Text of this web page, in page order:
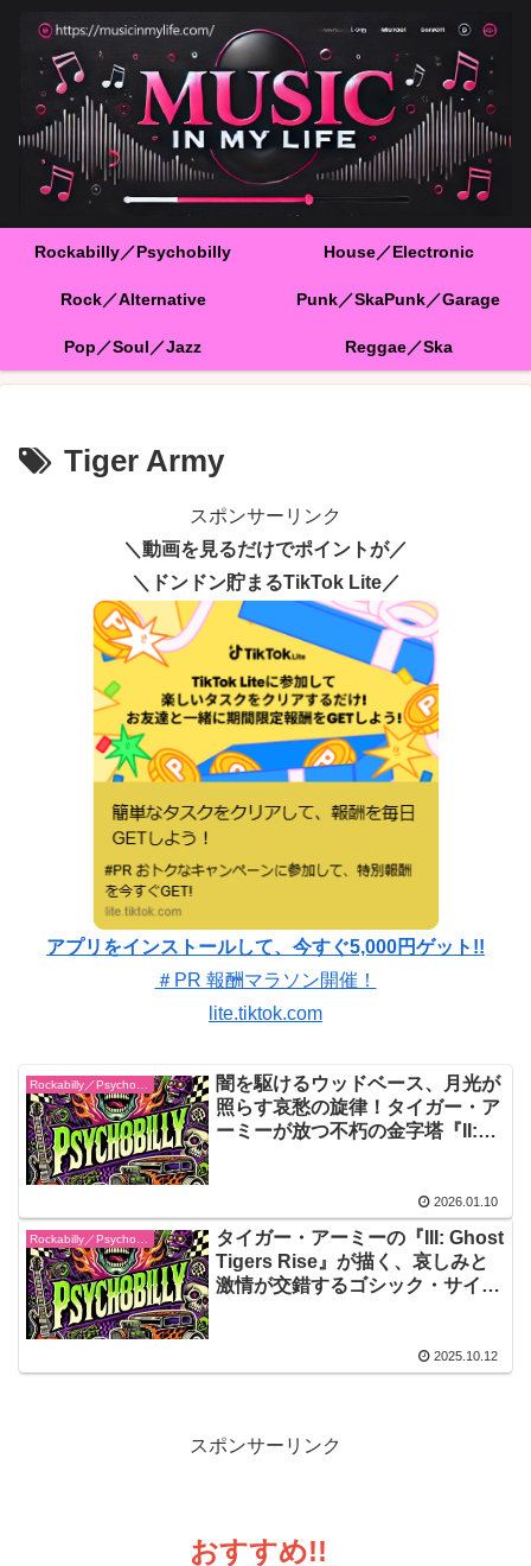
Rockabilly／Psychobilly House／Electronic
Rock／Alternative Punk／SkaPunk／Garage
Pop／Soul／Jazz Reggae／Ska
Tiger Army
スポンサーリンク
＼動画を見るだけでポイントが／
＼ドンドン貯まるTikTok Lite／
アプリをインストールして、今すぐ5,000円ゲット!!
＃PR 報酬マラソン開催！
lite.tiktok.com
Rockabilly／Psychobilly
闇を駆けるウッドベース、月光が
照らす哀愁の旋律！タイガー・ア
ーミーが放つ不朽の金字塔『II:
出会って生まれた奇跡の結晶2026.01.10
タイガー・アーミーの『III: Ghost
Tigers Rise』が描く、哀しみと
激情が交錯するゴシック・サイコ
すボーカルが、愛と死のはざまを
永遠に疾走する
2025.10.12
スポンサーリンク
おすすめ!!